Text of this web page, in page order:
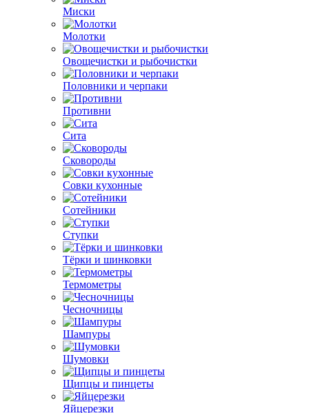
Миски
Молотки
Овощечистки и рыбочистки
Половники и черпаки
Противни
Сита
Сковороды
Совки кухонные
Сотейники
Ступки
Тёрки и шинковки
Термометры
Чесночницы
Шампуры
Шумовки
Щипцы и пинцеты
Яйцерезки